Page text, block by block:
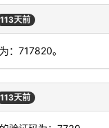
113天前
：717820。
113天前